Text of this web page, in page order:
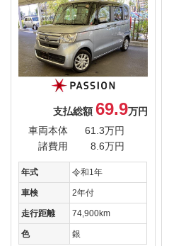
支払総額 69.9万円
車両本体
61.3万円
諸費用
8.6万円
年式 令和1年
車検 2年付
走行距離 74,900km
色 銀